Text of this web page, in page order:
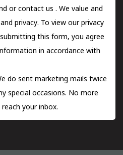
orcontact us . We value and
privacy. To view our privacy
this form, you agree
in accordance with
do sent marketing mails twice
special occasions. No more
your inbox.